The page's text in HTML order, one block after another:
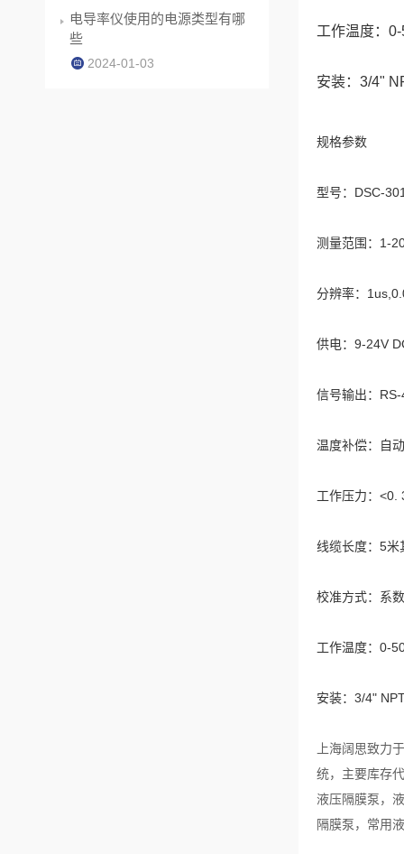
工作温度：
安装：3/4"
规格参数
型号：DSC-
测量范围：1-
分辨率：
供电：9-24V
信号输出：
温度补偿：自
工作压力：<0.
线缆长度：5米
校准方式：系
工作温度：0-
安装：3/4"
上海阔思致力
统，主要库存
液压隔膜泵，
隔膜泵，常用
电导率仪使用的电源类型有哪
些
2024-01-03